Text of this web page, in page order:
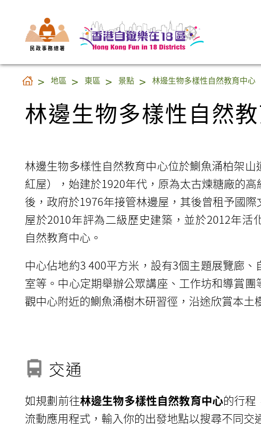
民 政 事 務 總 署
林邊生物多樣性自然
地區 東區 景點 林邊生物多樣性自然教育中心
林邊生物多樣性自然
林邊生物多樣性自然教育中心位於鰂魚涌柏架
紅屋），始建於1920年代，原為太古煉糖廠的
後，政府於1976年接管林邊屋，其後曾租予國
屋於2010年評為二級歷史建築，並於2012年活
自然教育中心。
中心佔地約3 400平方米，設有3個主題展覽廊
室等。中心定期舉辦公眾講座、工作坊和導賞
觀中心附近的鰂魚涌樹木研習徑，沿途欣賞本土
交通
如規劃前往林邊生物多樣性自然教育中心的行程
流動應用程式，輸入你的出發地點以搜尋不同